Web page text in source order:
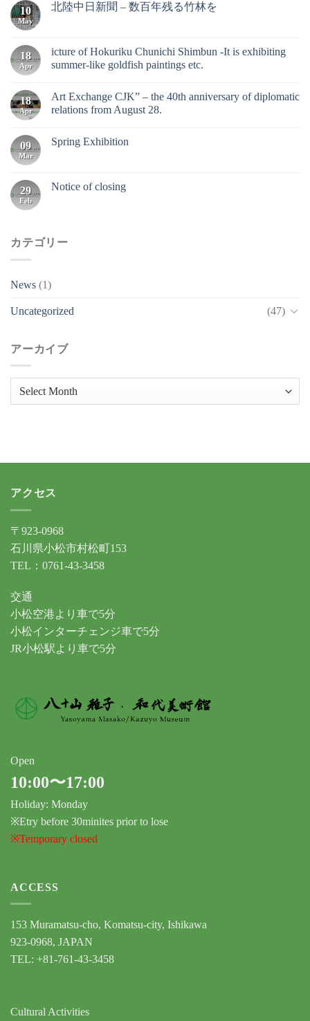
10
May
北陸中日新聞 – 数百年残る竹林を
18
Apr
icture of Hokuriku Chunichi Shimbun -It is exhibiting
summer-like goldfish paintings etc.
18
Apr
Art Exchange CJK” – the 40th anniversary of diplomatic
relations from August 28.
09
Mar
Spring Exhibition
29
Feb
Notice of closing
カテゴリー
News (1)
Uncategorized (47)
アーカイブ
アクセス
〒923-0968
石川県小松市村松町153
TEL：0761-43-3458
交通
小松空港より車で5分
小松インターチェンジ車で5分
JR小松駅より車で5分
Open
10:00〜17:00
Holiday: Monday
※Etry before 30minites prior to lose
※Temporary closed
ACCESS
153 Muramatsu-cho, Komatsu-city, Ishikawa
923-0968, JAPAN
TEL: +81-761-43-3458
Cultural Activities